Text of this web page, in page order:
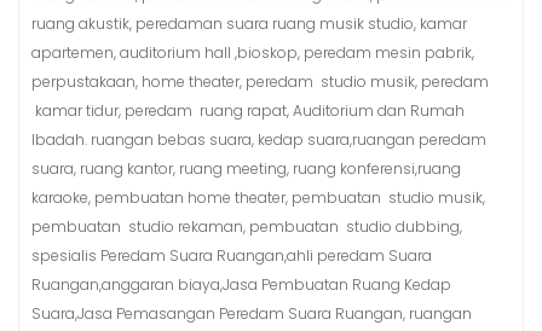
ruang akustik, peredaman suara ruang musik studio, kamar
apartemen, auditorium hall ,bioskop, peredam mesin pabrik,
perpustakaan, home theater, peredam studio musik, peredam
kamar tidur, peredam ruang rapat, Auditorium dan Rumah
Ibadah. ruangan bebas suara, kedap suara,ruangan peredam
suara, ruang kantor, ruang meeting, ruang konferensi,ruang
karaoke, pembuatan home theater, pembuatan studio musik,
pembuatan studio rekaman, pembuatan studio dubbing,
spesialis Peredam Suara Ruangan,ahli peredam Suara
Ruangan,anggaran biaya,Jasa Pembuatan Ruang Kedap
Suara,Jasa Pemasangan Peredam Suara Ruangan, ruangan